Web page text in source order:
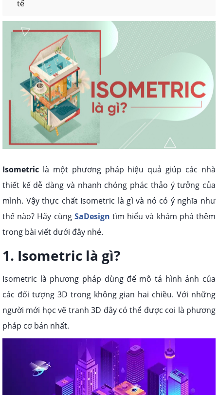
tế
Isometric là một phương pháp hiệu quả giúp các nhà
thiết kế dễ dàng và nhanh chóng phác thảo ý tưởng của
mình. Vậy thực chất Isometric là gì và nó có ý nghĩa như
thế nào? Hãy cùng SaDesign tìm hiểu và khám phá thêm
trong bài viết dưới đây nhé.
1. Isometric là gì?
Isometric là phương pháp dùng để mô tả hình ảnh của
các đối tượng 3D trong không gian hai chiều. Với những
người mới học vẽ tranh 3D đây có thể được coi là phương
pháp cơ bản nhất.